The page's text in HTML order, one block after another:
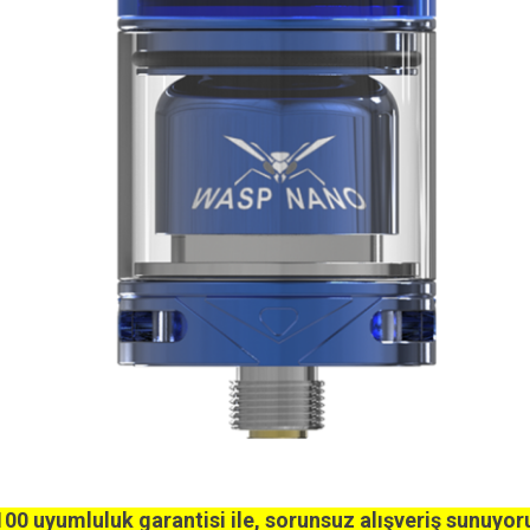
uyumluluk garantisi ile, sorunsuz alışveriş